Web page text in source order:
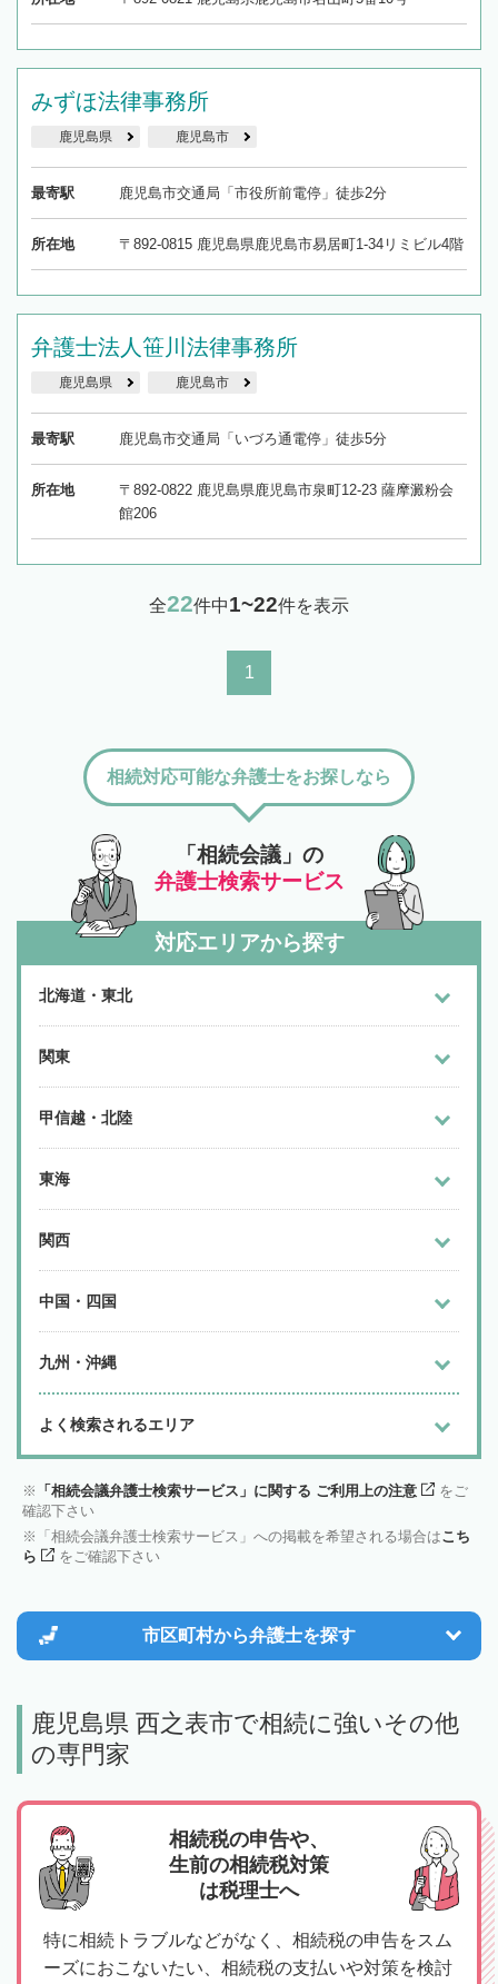
みずほ法律事務所
鹿児島県 鹿児島市
最寄駅 鹿児島市交通局「市役所前電停」徒歩2分
所在地 〒892-0815 鹿児島県鹿児島市易居町1-34リミビル4階
弁護士法人笹川法律事務所
鹿児島県 鹿児島市
最寄駅 鹿児島市交通局「いづろ通電停」徒歩5分
所在地
〒892-0822 鹿児島県鹿児島市泉町12-23 薩摩澱粉会
館206
全22件中1~22件を表示
1
「相続会議」の
弁護士検索サービス
相続対応可能な弁護士をお探しなら
対応エリアから探す
北海道・東北
関東
甲信越・北陸
東海
関西
中国・四国
九州・沖縄
よく検索されるエリア
「相続会議弁護士検索サービス」に関する ご利用上の注意
をご
確認下さい
「相続会議弁護士検索サービス」への掲載を希望される場合はこち
ら
をご確認下さい
市区町村から弁護士を探す
鹿児島県 西之表市で相続に強いその他
の専門家
相続税の申告や、
生前の相続税対策
は税理士へ
特に相続トラブルなどがなく、相続税の申告をスム
ーズにおこないたい、相続税の支払いや対策を検討